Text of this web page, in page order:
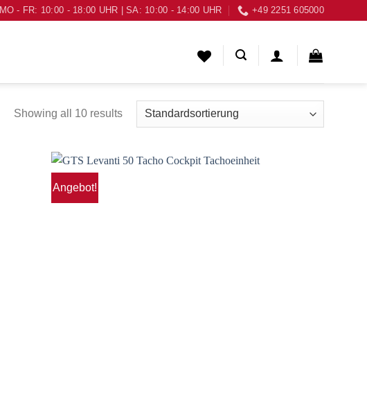
MO - FR: 10:00 - 18:00 UHR | SA: 10:00 - 14:00 UHR +49 2251 605000
Showing all 10 results
Angebot!